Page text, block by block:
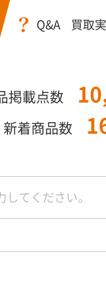
Q&A 買取
掲載点数
新着商品数